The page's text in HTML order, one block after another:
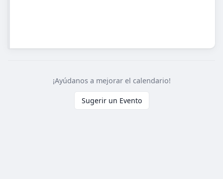
¡Ayúdanos a mejorar el calendario!
Sugerir un Evento